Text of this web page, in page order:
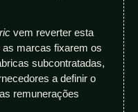
vem reverter esta
as marcas fixarem os
subcontratadas,
a definir o
remunerações